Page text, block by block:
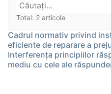
Total: 2 articole
Cadrul normativ privind
eficiente de reparare a
Interferența principiilor
mediu cu cele ale